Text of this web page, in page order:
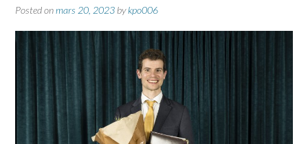
Posted onmars 20, 2023 bykpo006